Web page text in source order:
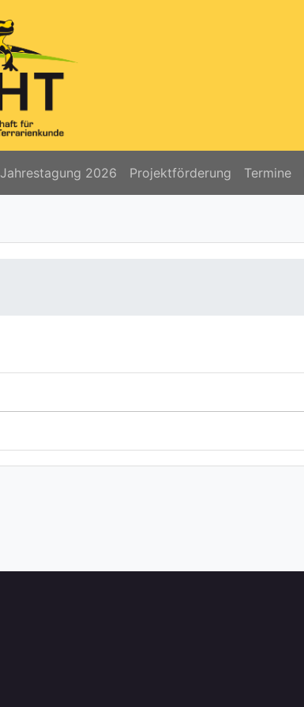
Jahrestagung 2026 Projektförderung Termine